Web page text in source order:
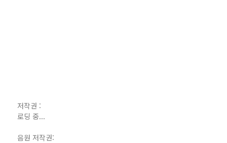
저작권 :
로딩 중...
음원 저작권: